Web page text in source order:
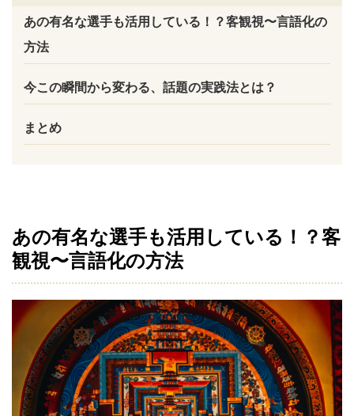
あの有名な選手も活用している！？客観視〜言語化の
方法
今この瞬間から変わる、話題の実践法とは？
まとめ
あの有名な選手も活用している！？客
観視〜言語化の方法